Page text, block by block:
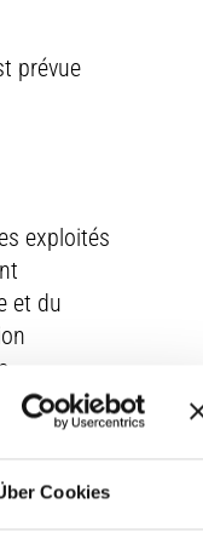
Cookies
prévue
exploités
et du
totale de